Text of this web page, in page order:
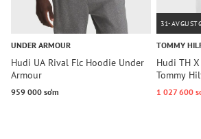
UNDER ARMOUR
Hudi UA Rival Flc Hoodie Under
Armour
959 000 so‘m
31-
TOMMY
Hudi TH X
Tommy
1 027 600